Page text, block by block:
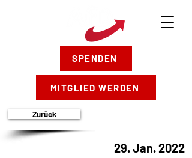
SPENDEN
MITGLIED WERDEN
Zurück
29. Jan. 2022